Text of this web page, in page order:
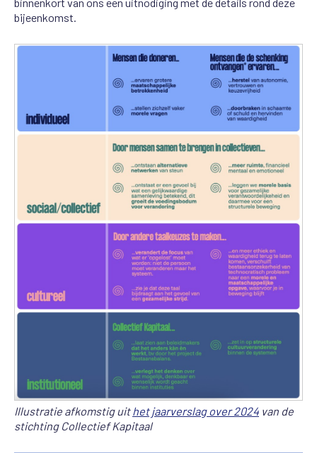
binnenkort van ons een uitnodiging met de details rond deze
bijeenkomst.
Illustratie afkomstig uithet jaarverslag over 2024 van de
stichting Collectief Kapitaal